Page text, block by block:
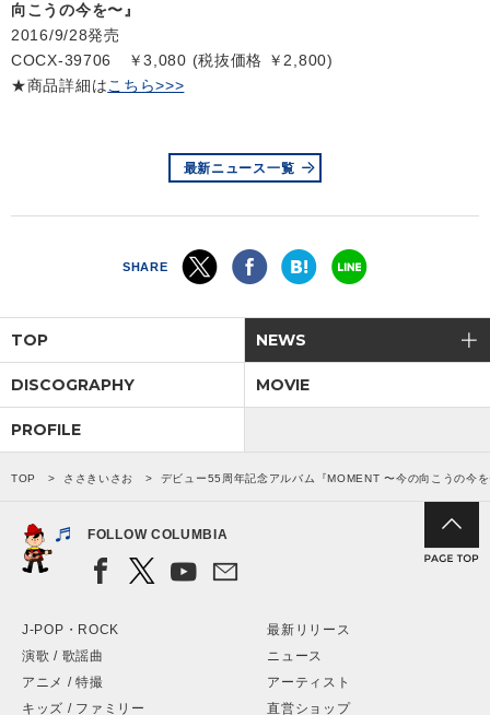
向こうの今を〜』
2016/9/28発売
COCX-39706 ￥3,080 (税抜価格 ￥2,800)
★商品詳細はこちら>>>
最新ニュース一覧
SHARE
TOP NEWS
DISCOGRAPHY MOVIE
PROFILE
TOP ささきいさお デビュー55周年記念アルバム『MOMENT 〜今の向こうの今
FOLLOW COLUMBIA
J-POP・ROCK
演歌 / 歌謡曲
アニメ / 特撮
キッズ / ファミリー
最新リリース
ニュース
アーティスト
直営ショップ